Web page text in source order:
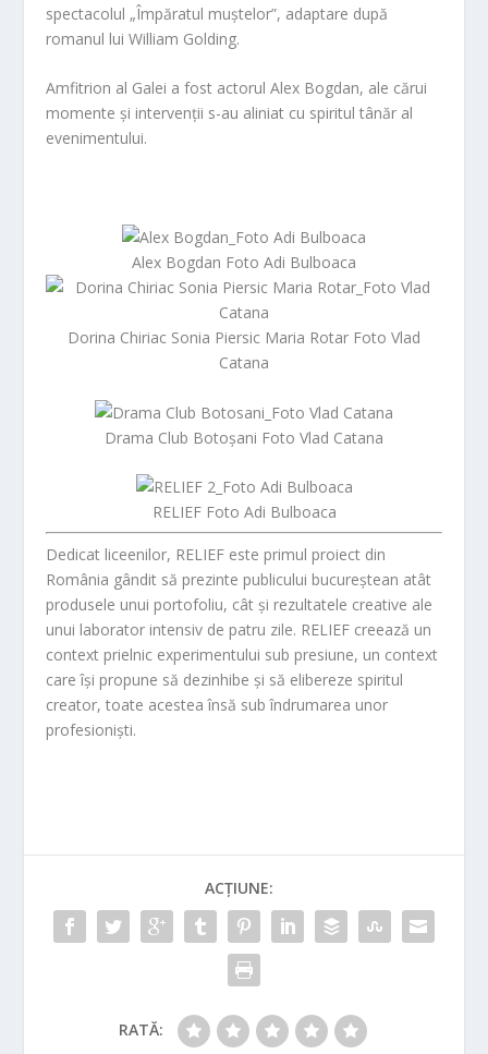
spectacolul „Împăratul muștelor”, adaptare după
romanul lui William Golding.
Amfitrion al Galei a fost actorul Alex Bogdan, ale cărui
momente și intervenții s-au aliniat cu spiritul tânăr al
evenimentului.
Alex Bogdan Foto Adi Bulboaca
Dorina Chiriac Sonia Piersic Maria Rotar Foto Vlad
Catana
Drama Club Botoșani Foto Vlad Catana
RELIEF Foto Adi Bulboaca
Dedicat liceenilor, RELIEF este primul proiect din
România gândit să prezinte publicului bucureștean atât
produsele unui portofoliu, cât și rezultatele creative ale
unui laborator intensiv de patru zile. RELIEF creează un
context prielnic experimentului sub presiune, un context
care își propune să dezinhibe și să elibereze spiritul
creator, toate acestea însă sub îndrumarea unor
profesioniști.
ACȚIUNE:
RATĂ: